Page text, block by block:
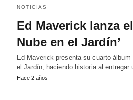
NOTICIAS
Ed Maverick lanza
Nube en el Jardín’
Ed Maverick presenta su cuarto
el Jardín, haciendo historia al
Hace 2 años